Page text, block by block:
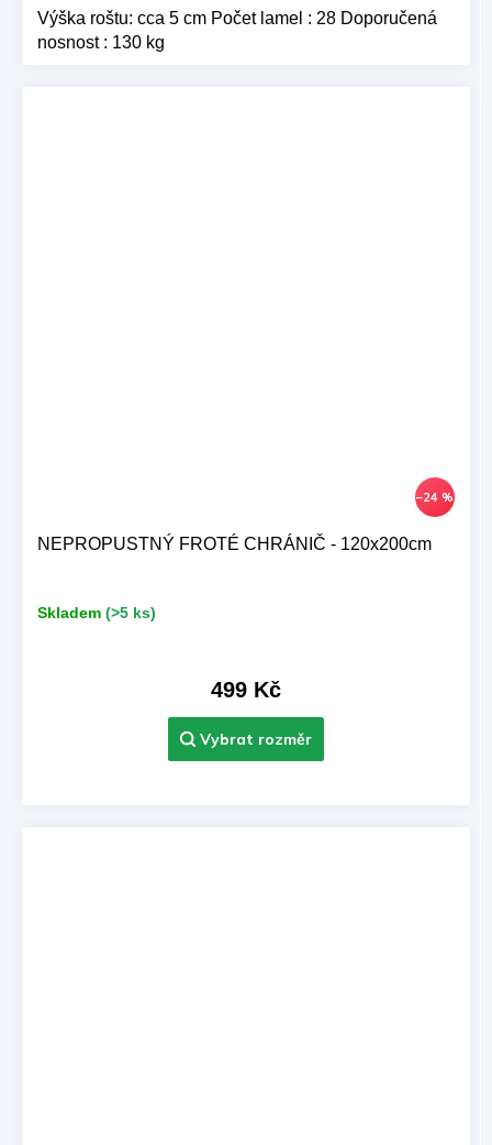
Výška roštu: cca 5 cm Počet lamel : 28 Doporučená
nosnost : 130 kg
–24 %
NEPROPUSTNÝ FROTÉ CHRÁNIČ - 120x200cm
Skladem (>5 ks)
499 Kč